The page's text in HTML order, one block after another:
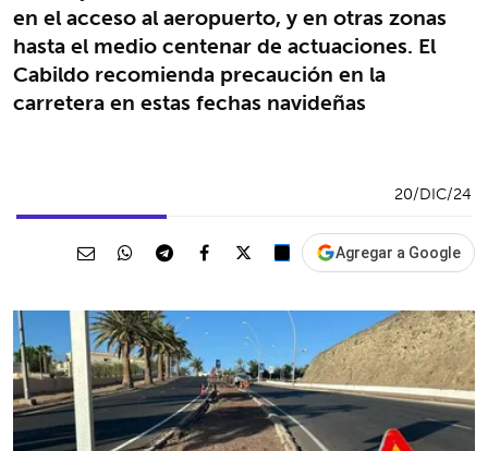
en el acceso al aeropuerto, y en otras zonas
hasta el medio centenar de actuaciones. El
Cabildo recomienda precaución en la
carretera en estas fechas navideñas
20/DIC/24
Agregar a Google